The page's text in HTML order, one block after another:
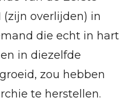
(zijn overlijden) in
die echt in hart
in diezelfde
zou hebben
te herstellen.